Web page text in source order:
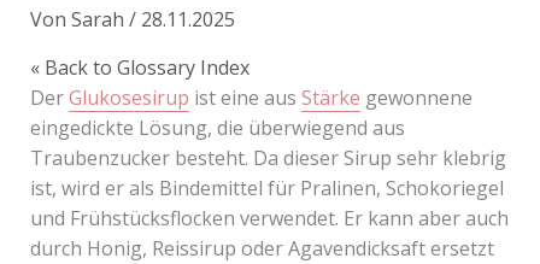
Von Sarah / 28.11.2025
« Back to Glossary Index
DerGlukosesirup ist eine aus Stärke gewonnene
eingedickte Lösung, die überwiegend aus
Traubenzucker besteht. Da dieser Sirup sehr klebrig
ist, wird er als Bindemittel für Pralinen, Schokoriegel
und Frühstücksflocken verwendet. Er kann aber auch
durch Honig, Reissirup oder Agavendicksaft ersetzt